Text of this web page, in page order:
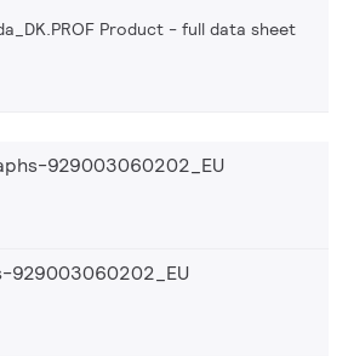
Product - full data sheet
929003060202_EU
929003060202_EU